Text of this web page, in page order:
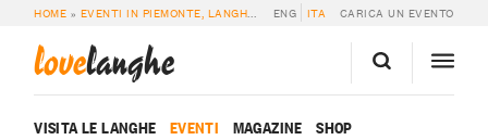
HOME » EVENTI IN PIEMONTE, LANGHE E ROERO »MUSICA & NIGHTLIFE
ENG ITA CARICA UN EVENTO
lovelanghe
VISITA LE LANGHE EVENTI MAGAZINE SHOP